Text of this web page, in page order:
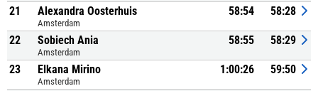
21 Alexandra Oosterhuis
Amsterdam
58:54 58:28
22 Sobiech Ania
Amsterdam
58:55 58:29
23 Elkana Mirino
Amsterdam
1:00:26 59:50